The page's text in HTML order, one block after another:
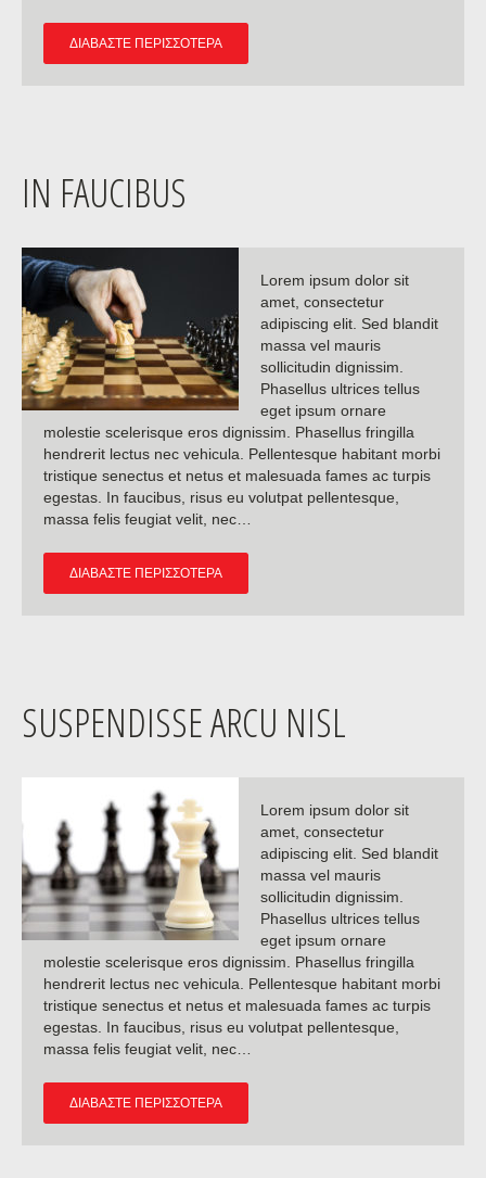
ΔΙΑΒΆΣΤΕ ΠΕΡΙΣΣΌΤΕΡΑ
IN FAUCIBUS
Lorem ipsum dolor sit
amet, consectetur
adipiscing elit. Sed blandit
massa vel mauris
sollicitudin dignissim.
Phasellus ultrices tellus
eget ipsum ornare
molestie scelerisque eros dignissim. Phasellus fringilla
hendrerit lectus nec vehicula. Pellentesque habitant morbi
tristique senectus et netus et malesuada fames ac turpis
egestas. In faucibus, risus eu volutpat pellentesque,
massa felis feugiat velit, nec…
ΔΙΑΒΆΣΤΕ ΠΕΡΙΣΣΌΤΕΡΑ
SUSPENDISSE ARCU NISL
Lorem ipsum dolor sit
amet, consectetur
adipiscing elit. Sed blandit
massa vel mauris
sollicitudin dignissim.
Phasellus ultrices tellus
eget ipsum ornare
molestie scelerisque eros dignissim. Phasellus fringilla
hendrerit lectus nec vehicula. Pellentesque habitant morbi
tristique senectus et netus et malesuada fames ac turpis
egestas. In faucibus, risus eu volutpat pellentesque,
massa felis feugiat velit, nec…
ΔΙΑΒΆΣΤΕ ΠΕΡΙΣΣΌΤΕΡΑ